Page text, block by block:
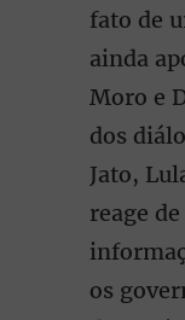
fato de
ainda
Moro e
dos
Jato,
reage
os